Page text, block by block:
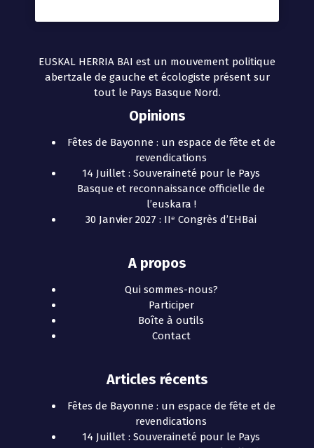
EUSKAL HERRIA BAI est un mouvement politique
abertzale de gauche et écologiste présent sur
tout le Pays Basque Nord.
Opinions
Fêtes de Bayonne : un espace de fête et de
revendications
14 Juillet : Souveraineté pour le Pays
Basque et reconnaissance officielle de
l’euskara !
30 Janvier 2027 : IIᵉ Congrès d’EHBai
A propos
Qui sommes-nous?
Participer
Boîte à outils
Contact
Articles récents
Fêtes de Bayonne : un espace de fête et de
revendications
14 Juillet : Souveraineté pour le Pays